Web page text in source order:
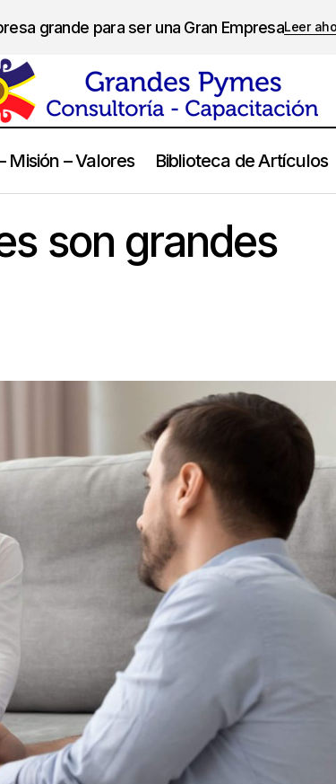
grande para ser una Gran EmpresaLeer
Misión – Valores Biblioteca de Artículos
Los grandes líderes son grandes escuchadores
son grandes